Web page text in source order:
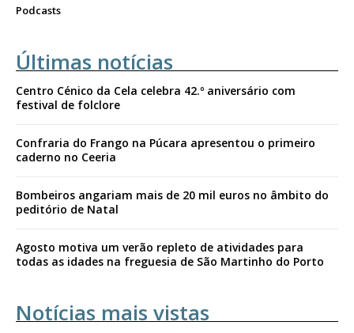
Podcasts
Últimas notícias
Centro Cénico da Cela celebra 42.º aniversário com
festival de folclore
Confraria do Frango na Púcara apresentou o primeiro
caderno no Ceeria
Bombeiros angariam mais de 20 mil euros no âmbito do
peditório de Natal
Agosto motiva um verão repleto de atividades para
todas as idades na freguesia de São Martinho do Porto
Notícias mais vistas